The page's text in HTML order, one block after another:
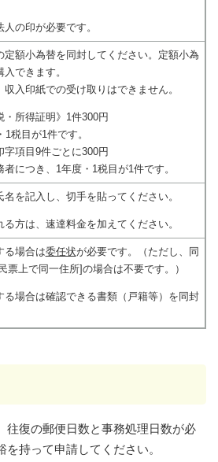
の印が必要です。
定額小為替を同封してください。定額小為
できます。
入印紙での受け取りはできません。
・所得証明》1件300円
税目が1件です。
字項目9件ごとに300円
につき、1年度・1税目が1件です。
を記入し、切手を貼ってください。
方は、速達料金を加えてください。
る場合は委任状が必要です。（ただし、同
票上で同一住所]の場合は不要です。）
る場合は確認できる書類（戸籍等）を同封
往復の郵便日数と事務処理日数が必
持って申請してください。